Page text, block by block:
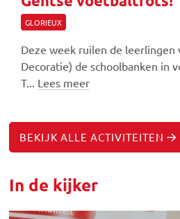
GLORIEUX
Deze week ruilen de leerlingen
Decoratie) de schoolbanken in
T... Lees meer
BEKIJK ALLE ACTIVITEITEN
In de kijker